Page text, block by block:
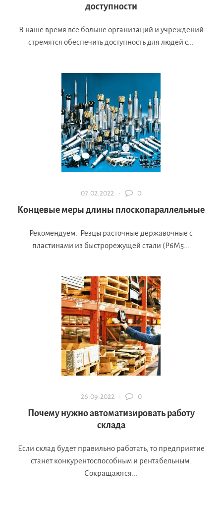
доступности
В наше время все больше организаций и учреждений
стремятся обеспечить доступность для людей с...
07.02.2022 · 0
Концевые меры длины плоскопараллельные
Рекомендуем: Резцы расточные державочные с
пластинами из быстрорежущей стали (Р6М5...
26.09.2022 · 0
Почему нужно автоматизировать работу
склада
Если склад будет правильно работать, то предприятие
станет конкурентоспособным и рентабельным.
Сокращаются...